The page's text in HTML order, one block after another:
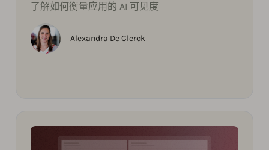
了解如何衡量应用的 AI 可见度
Alexandra De Clerck